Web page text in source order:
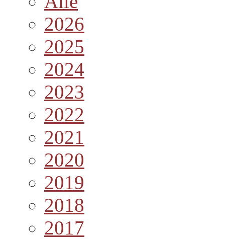
2026
2025
2024
2023
2022
2021
2020
2019
2018
2017